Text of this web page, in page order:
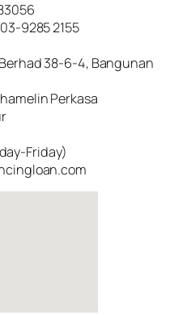
9285 2155
38-6-4, Bangunan
Perkasa
Friday)